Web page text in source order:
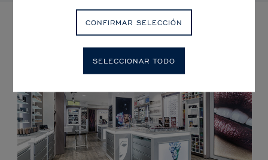
PRÓXIMOS EVENTOS
CONFIRMAR SELECCIÓN
SELECCIONAR TODO